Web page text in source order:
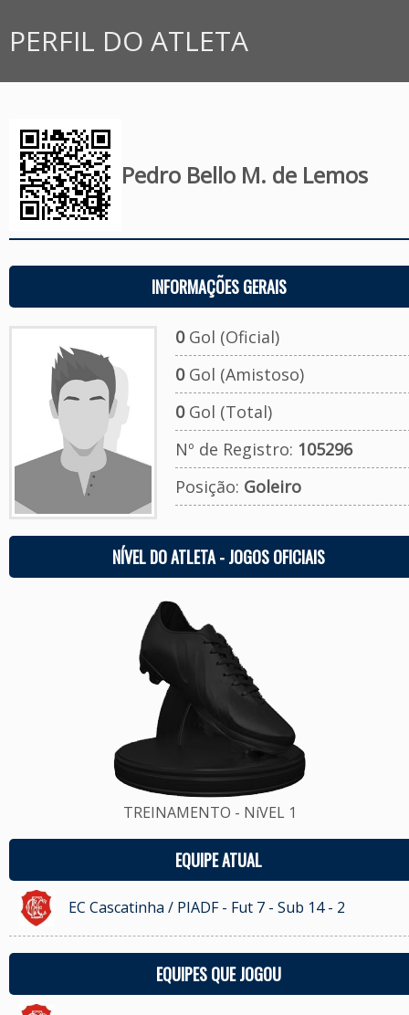
PERFIL DO ATLETA
Pedro Bello M. de Lemos
INFORMAÇÕES GERAIS
0Gol (Oficial)
0Gol (Amistoso)
0Gol (Total)
Nº de Registro: 105296
Posição: Goleiro
NÍVEL DO ATLETA - JOGOS OFICIAIS
TREINAMENTO - NíVEL 1
EQUIPE ATUAL
EC Cascatinha / PIADF - Fut 7 - Sub 14 - 2
EQUIPES QUE JOGOU